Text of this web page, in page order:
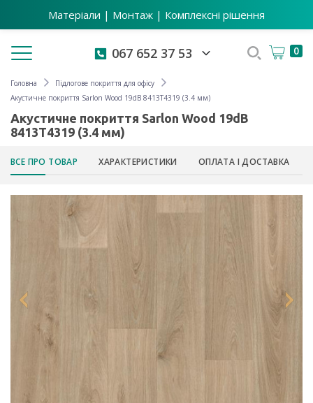
Матеріали | Монтаж | Комплексні рішення
Toggle navigation 067 652 37 53 0
Головна
Підлогове покриття для офісу
Акустичне покриття Sarlon Wood 19dB 8413T4319 (3.4 мм)
Акустичне покриття Sarlon Wood 19dB
8413T4319 (3.4 мм)
ВСЕ ПРО ТОВАР ХАРАКТЕРИСТИКИ ОПЛАТА І ДОСТАВКА